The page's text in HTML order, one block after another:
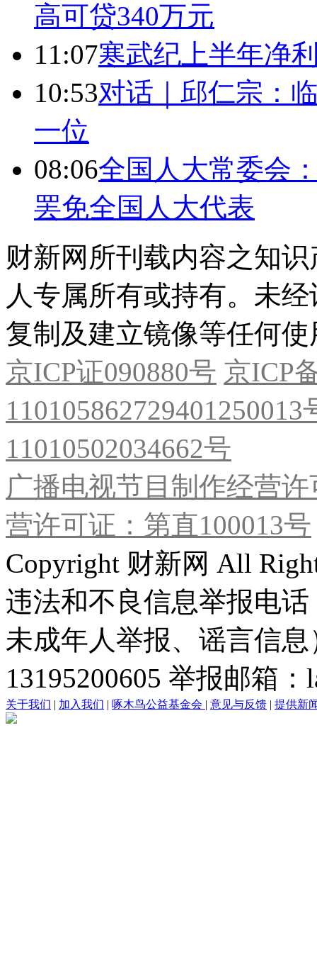
高可贷340万元
11:07寒武纪上半年净
10:53对话｜邱仁宗：
一位
08:06全国人大常委会
罢免全国人大代表
财新网所刊载内容之知
人专属所有或持有。未
复制及建立镜像等任何使
京ICP证090880号 京ICP
11010502034662号
广播电视节目制作经营
营许可证：第直100013号
Copyright 财新网 All
违法和不良信息举报电
未成年人举报、谣言信
13195200605 举报邮箱
关于我们 | 加入我们 | 啄木鸟公益基金会 | 意见与反馈 | 提供新